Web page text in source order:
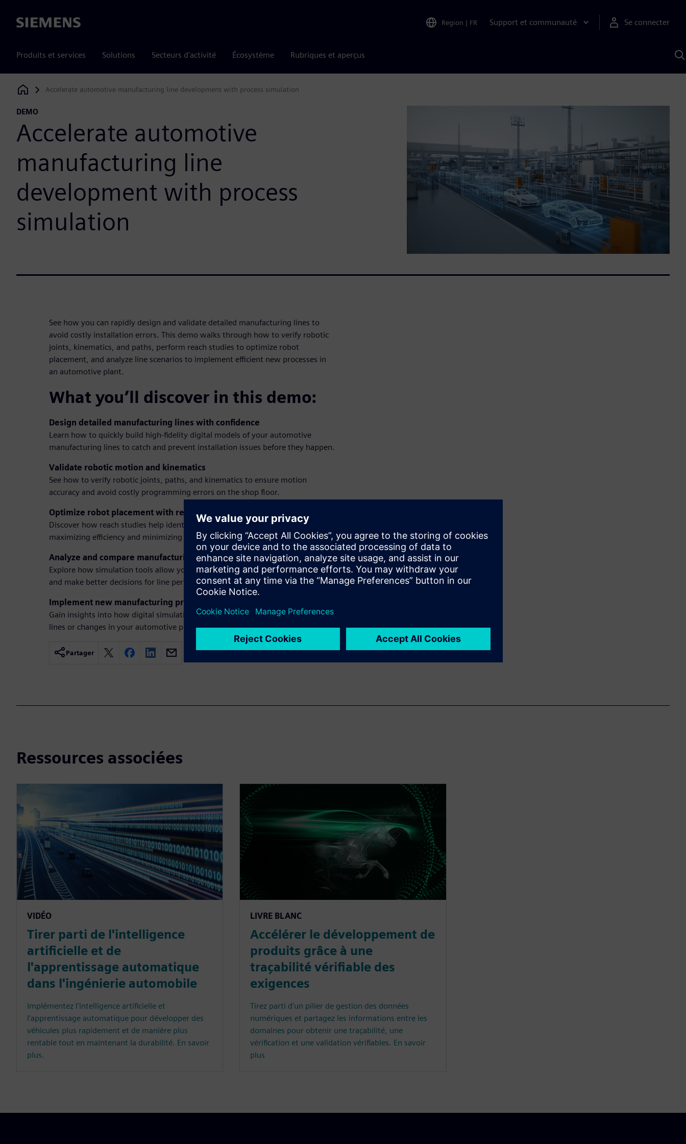
Siemens Region | FR Support et communauté Se connecter
Produits et services Solutions Secteurs d'activité Écosystème Rubriques et aperçus
Siemens Digital Industries Software
Accelerate automotive manufacturing line development with process simulation
DEMO
Accelerate automotive
manufacturing line
development with process
simulation
See how you can rapidly design and validate detailed manufacturing lines to
avoid costly installation errors. This demo walks through how to verify robotic
joints, kinematics, and paths, perform reach studies to optimize robot
placement, and analyze line scenarios to implement efficient new processes in
an automotive plant.
What you’ll discover in this demo:
Design detailed manufacturing lines with confidence
Learn how to quickly build high-fidelity digital models of your automotive
manufacturing lines to catch and prevent installation issues before they happen.
Validate robotic motion and kinematics
See how to verify robotic joints, paths, and kinematics to ensure motion
accuracy and avoid costly programming errors on the shop floor.
Optimize robot placement with reach studies
Discover how reach studies help identify the best possible robot locations,
maximizing efficiency and minimizing cycle times.
Analyze and compare manufacturing line scenarios
Explore how simulation tools allow you to evaluate multiple what-if scenarios
and make better decisions for line performance and layout.
Implement new manufacturing processes efficiently
Gain insights into how digital simulation streamlines the introduction of new
lines or changes in your automotive plant with reduced risk and downtime.
Partager
Ressources associées
VIDÉO
Tirer parti de l'intelligence
artificielle et de
l'apprentissage automatique
dans l'ingénierie automobile
Implémentez l'intelligence artificielle et
l'apprentissage automatique pour développer des
véhicules plus rapidement et de manière plus
rentable tout en maintenant la durabilité. En savoir
plus.
LIVRE BLANC
Accélérer le développement de
produits grâce à une
traçabilité vérifiable des
exigences
Tirez parti d'un pilier de gestion des données
numériques et partagez les informations entre les
domaines pour obtenir une traçabilité, une
vérification et une validation vérifiables. En savoir
plus